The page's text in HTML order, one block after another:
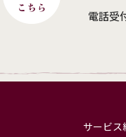
電話受
サービス